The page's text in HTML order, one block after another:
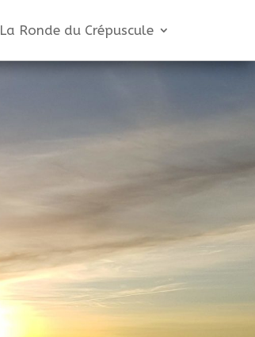
La Ronde du Crépuscule